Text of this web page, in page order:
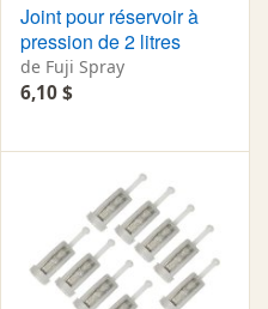
Joint pour réservoir à
pression de 2 litres
de Fuji Spray
6,10 $